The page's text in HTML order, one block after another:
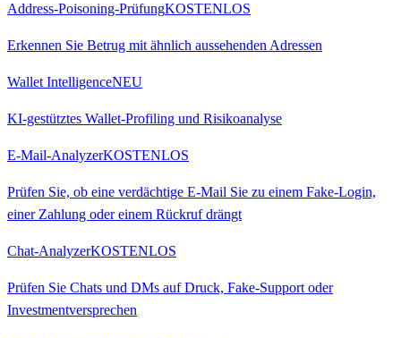
Address-Poisoning-PrüfungKOSTENLOS
Erkennen Sie Betrug mit ähnlich aussehenden Adressen
Wallet IntelligenceNEU
KI-gestütztes Wallet-Profiling und Risikoanalyse
E-Mail-AnalyzerKOSTENLOS
Prüfen Sie, ob eine verdächtige E-Mail Sie zu einem Fake-Login,
einer Zahlung oder einem Rückruf drängt
Chat-AnalyzerKOSTENLOS
Prüfen Sie Chats und DMs auf Druck, Fake-Support oder
Investmentversprechen